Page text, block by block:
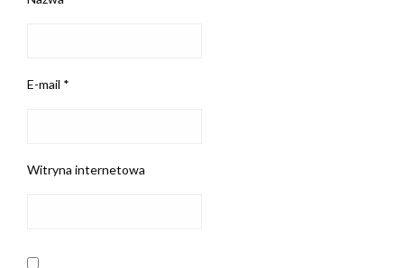
E-mail *
Witryna internetowa